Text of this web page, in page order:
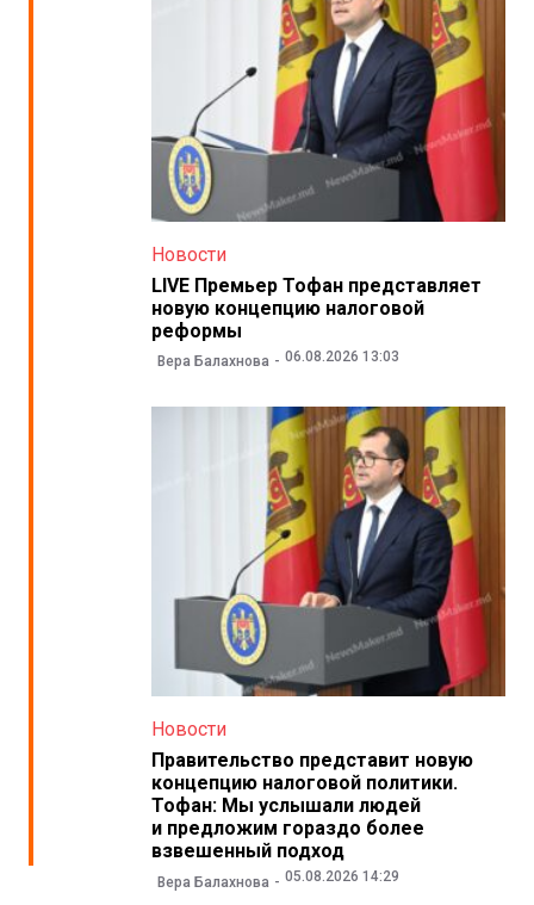
Новости
LIVE Премьер Тофан представляет
новую концепцию налоговой
реформы
Вера Балахнова 06.08.2026 13:03
Новости
Правительство представит новую
концепцию налоговой политики.
Тофан: Мы услышали людей
и предложим гораздо более
взвешенный подход
Вера Балахнова 05.08.2026 14:29